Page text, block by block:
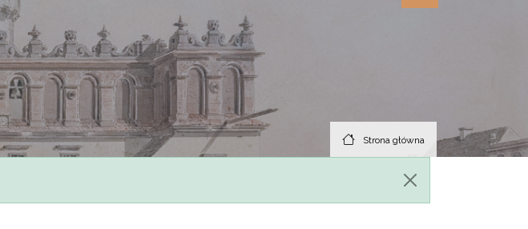
Strona główna